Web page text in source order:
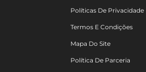
Políticas De Privacidade
Termos E Condições
Mapa Do Site
Política De Parceria